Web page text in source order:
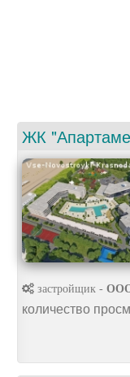
ЖК
застройщик - ООО
количество